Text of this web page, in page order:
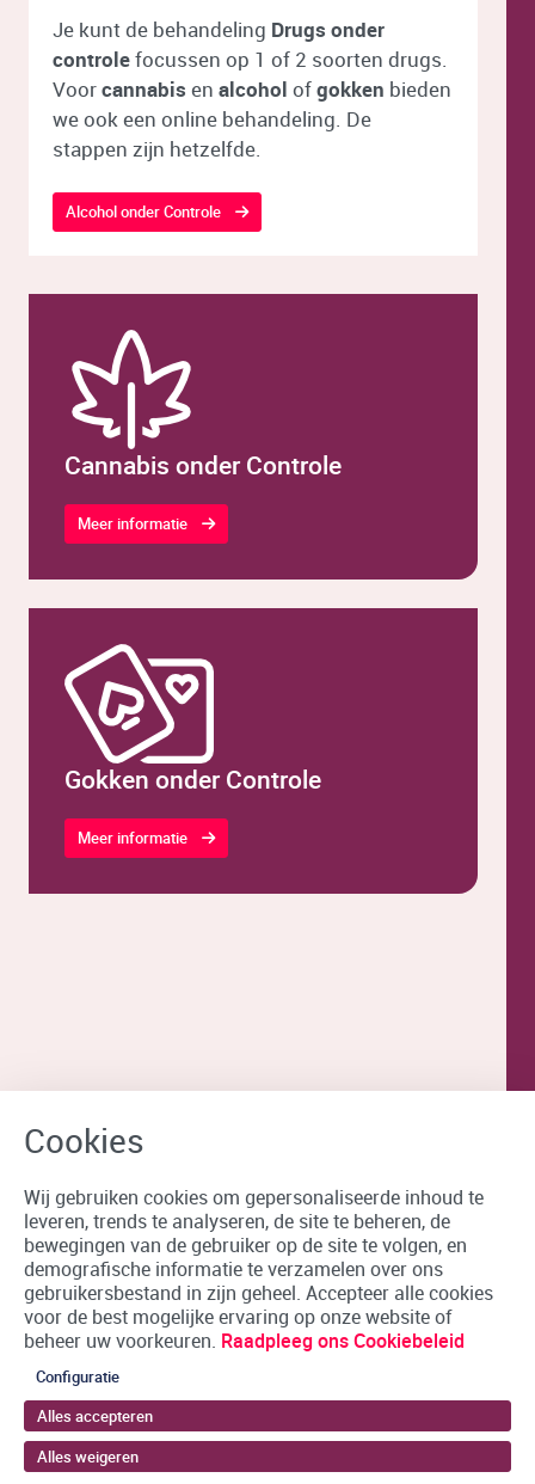
Je kunt de behandeling Drugs onder
controlefocussen op 1 of 2 soorten drugs.
Voorcannabis en alcohol ofgokken bieden
we ook een online behandeling. De
stappen zijn hetzelfde.
Alcohol onder Controle
Cannabis onder Controle
Meer informatie
Gokken onder Controle
Meer informatie
Wij gebruiken cookies om gepersonaliseerde inhoud te
leveren, trends te analyseren, de site te beheren, de
bewegingen van de gebruiker op de site te volgen, en
demografische informatie te verzamelen over ons
gebruikersbestand in zijn geheel. Accepteer alle cookies
voor de best mogelijke ervaring op onze website of
beheer uw voorkeuren. Raadpleeg ons Cookiebeleid
Configuratie
Alles accepteren
Alles weigeren